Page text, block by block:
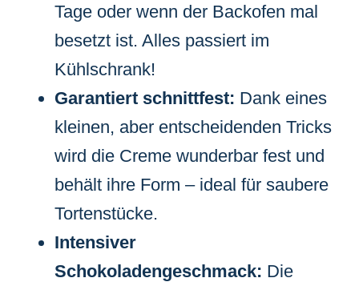
Tage oder wenn der Backofen mal
besetzt ist. Alles passiert im
Kühlschrank!
Garantiert schnittfest: Dank eines
kleinen, aber entscheidenden Tricks
wird die Creme wunderbar fest und
behält ihre Form – ideal für saubere
Tortenstücke.
Intensiver
Schokoladengeschmack: Die